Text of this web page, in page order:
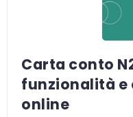
Carta conto
funzionalità e
online